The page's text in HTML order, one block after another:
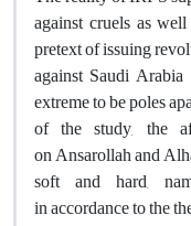
against cruels as
pretext of issuing
against Saudi
extreme to be poles
of the study, the
on Ansarollah and
soft and hard,
in accordance to the